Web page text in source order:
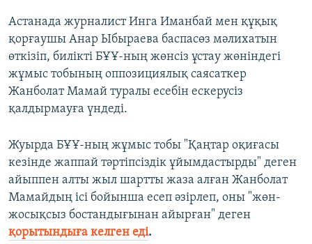
Астанада журналист Инга Иманбай мен құқық
қорғаушы Анар Ыбыраева баспасөз мәлихатын
өткізіп, билікті БҰҰ-ның жөнсіз ұстау жөніндегі
жұмыс тобының оппозициялық саясаткер
Жанболат Мамай туралы есебін ескерусіз
қалдырмауға үндеді.
Жуырда БҰҰ-ның жұмыс тобы "Қаңтар оқиғасы
кезінде жаппай тәртіпсіздік ұйымдастырды" деген
айыппен алты жыл шартты жаза алған Жанболат
Мамайдың ісі бойынша есеп әзірлеп, оны "жөн-
жосықсыз бостандығынан айырған" деген
қорытындыға келген еді.